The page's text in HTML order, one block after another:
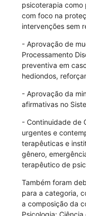
psicoterapia
com foco na
intervenções sem
- Aprovação de
Processamento
preventiva em
hediondos,
- Aprovação da
afirmativas no
- Continuidade de
urgentes e
terapêuticas e
gênero,
terapêutico de
Também foram
para a categoria,
a composição da